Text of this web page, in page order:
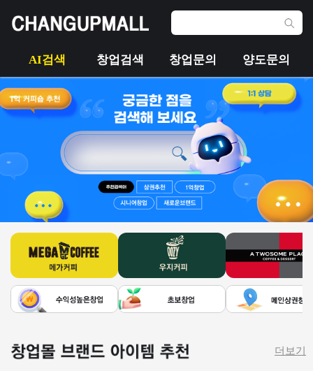
AI검색 창업검색 창업문의 양도문의
더보기